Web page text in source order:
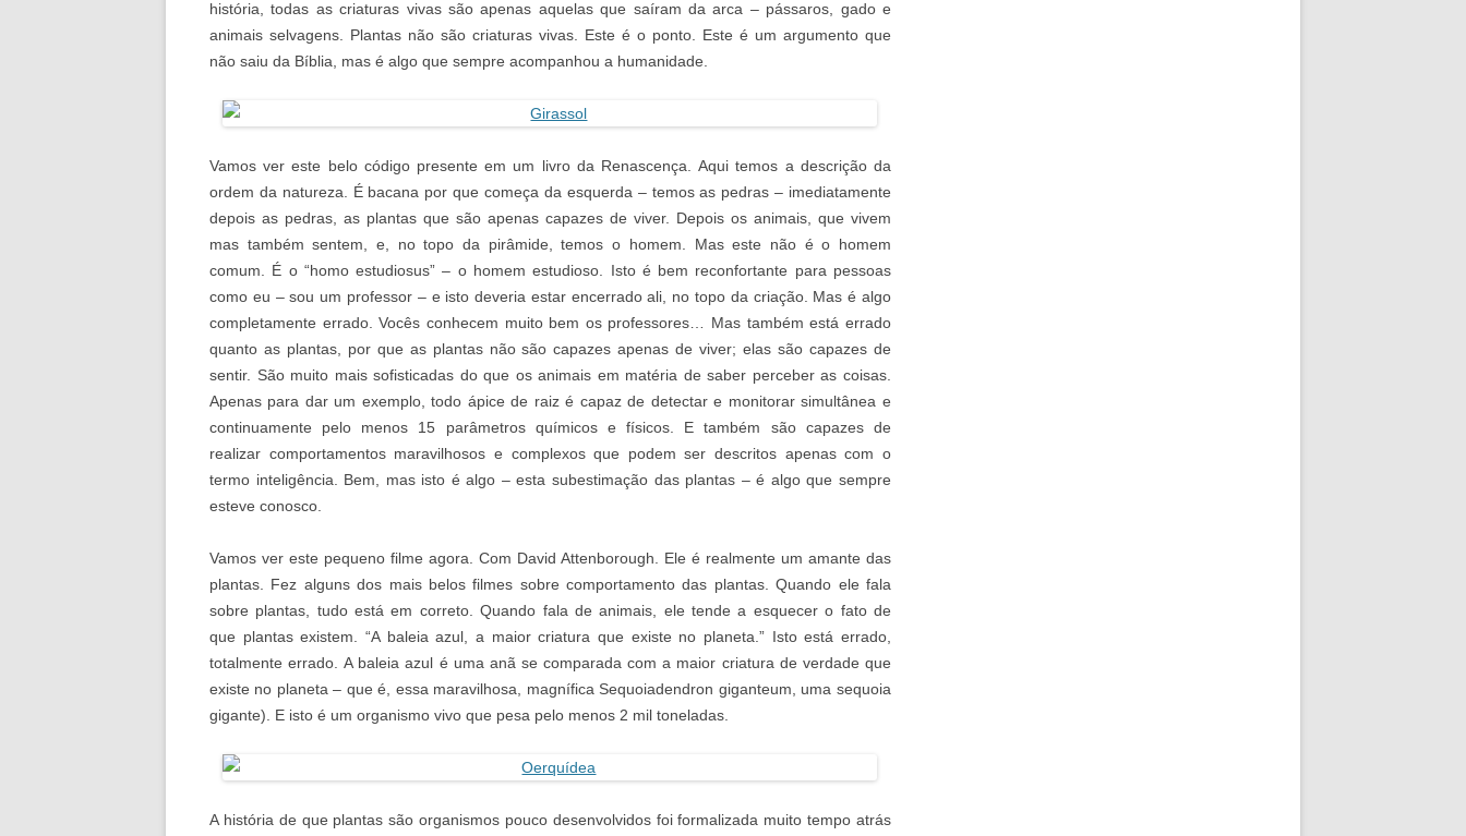
história, todas as criaturas vivas são apenas aquelas que saíram da arca – pássaros, gado e
animais selvagens. Plantas não são criaturas vivas. Este é o ponto. Este é um argumento que
não saiu da Bíblia, mas é algo que sempre acompanhou a humanidade.
Vamos ver este belo código presente em um livro da Renascença. Aqui temos a descrição da
ordem da natureza. É bacana por que começa da esquerda – temos as pedras – imediatamente
depois as pedras, as plantas que são apenas capazes de viver. Depois os animais, que vivem
mas também sentem, e, no topo da pirâmide, temos o homem. Mas este não é o homem
comum. É o “homo estudiosus” – o homem estudioso. Isto é bem reconfortante para pessoas
como eu – sou um professor – e isto deveria estar encerrado ali, no topo da criação. Mas é algo
completamente errado. Vocês conhecem muito bem os professores… Mas também está errado
quanto as plantas, por que as plantas não são capazes apenas de viver; elas são capazes de
sentir. São muito mais sofisticadas do que os animais em matéria de saber perceber as coisas.
Apenas para dar um exemplo, todo ápice de raiz é capaz de detectar e monitorar simultânea e
continuamente pelo menos 15 parâmetros químicos e físicos. E também são capazes de
realizar comportamentos maravilhosos e complexos que podem ser descritos apenas com o
termo inteligência. Bem, mas isto é algo – esta subestimação das plantas – é algo que sempre
esteve conosco.
Vamos ver este pequeno filme agora. Com David Attenborough. Ele é realmente um amante das
plantas. Fez alguns dos mais belos filmes sobre comportamento das plantas. Quando ele fala
sobre plantas, tudo está em correto. Quando fala de animais, ele tende a esquecer o fato de
que plantas existem. “A baleia azul, a maior criatura que existe no planeta.” Isto está errado,
totalmente errado. A baleia azul é uma anã se comparada com a maior criatura de verdade que
existe no planeta – que é, essa maravilhosa, magnífica Sequoiadendron giganteum, uma sequoia
gigante). E isto é um organismo vivo que pesa pelo menos 2 mil toneladas.
A história de que plantas são organismos pouco desenvolvidos foi formalizada muito tempo atrás